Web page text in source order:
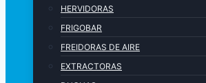
HERVIDORAS
FRIGOBAR
FREIDORAS DE AIRE
EXTRACTORAS